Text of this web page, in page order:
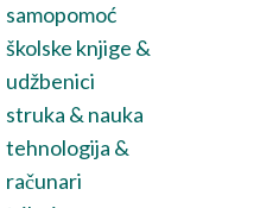
samopomoć
školske knjige &
udžbenici
struka & nauka
tehnologija &
računari